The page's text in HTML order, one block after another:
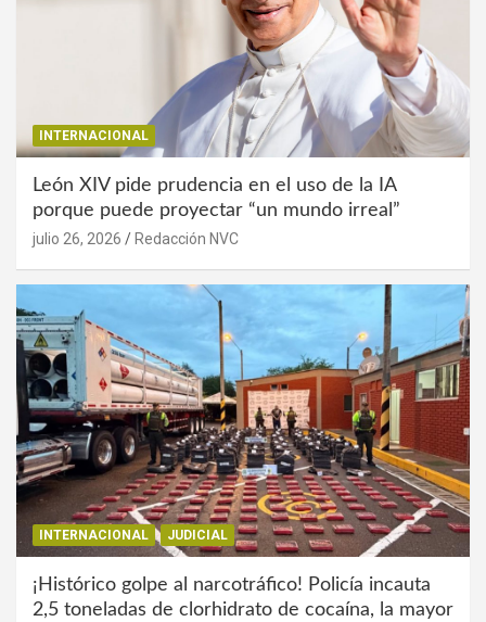
INTERNACIONAL
León XIV pide prudencia en el uso de la IA
porque puede proyectar “un mundo irreal”
julio 26, 2026 Redacción NVC
INTERNACIONAL JUDICIAL
¡Histórico golpe al narcotráfico! Policía incauta
2,5 toneladas de clorhidrato de cocaína, la mayor